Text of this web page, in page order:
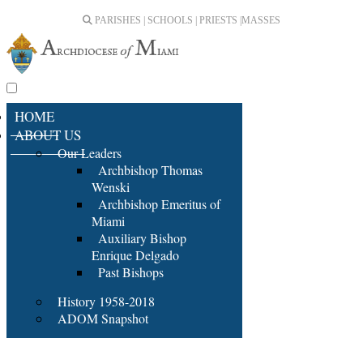
PARISHES | SCHOOLS | PRIESTS | MASSES
HOME
ABOUT US
Our Leaders
Archbishop Thomas
Wenski
Archbishop Emeritus of
Miami
Auxiliary Bishop
Enrique Delgado
Past Bishops
History 1958-2018
ADOM Snapshot